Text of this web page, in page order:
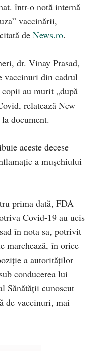
într-o notă internă
vaccinării,
de News.ro.
dr. Vinay Prasad,
vaccinuri din cadrul
au murit „după
relatează New
document.
aceste decese
a muşchiului
prima dată, FDA
Covid-19 au ucis
în nota sa, potrivit
marchează, în orice
a autorităţilor
conducerea lui
Sănătăţii cunoscut
de vaccinuri, mai